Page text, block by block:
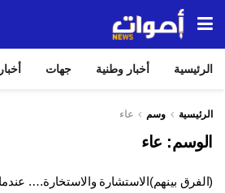
الرئيسية أخبار وطنية جهات
الرئيسية وسم عاء
الوسم: عاء
(الفرق بينهم)الاستشارة والاستخارة….